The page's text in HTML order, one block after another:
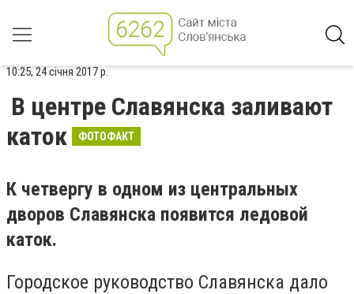
10:25, 24 січня 2017 р.
В центре Славянска заливают
каток
ФОТОФАКТ
К четвергу в одном из центральных
дворов Славянска появится ледовой
каток.
Городское руководство Славянска дало